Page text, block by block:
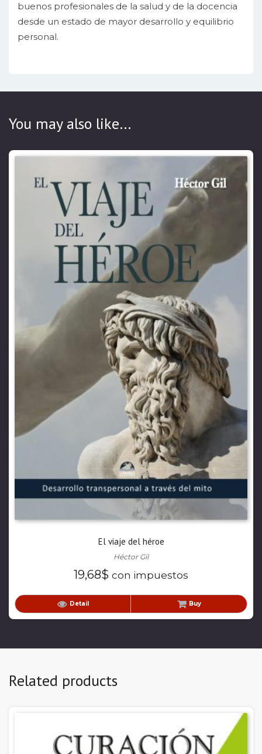
buenos profesionales de la salud y de la docencia
desde un estado de mayor desarrollo y equilibrio
personal.
You may also like…
El viaje del héroe
Héctor Gil
19,68$ con impuestos
Detail Buy
Related products